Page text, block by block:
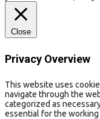
Close
Privacy Overview
This website uses
navigate through the
categorized as
essential for the